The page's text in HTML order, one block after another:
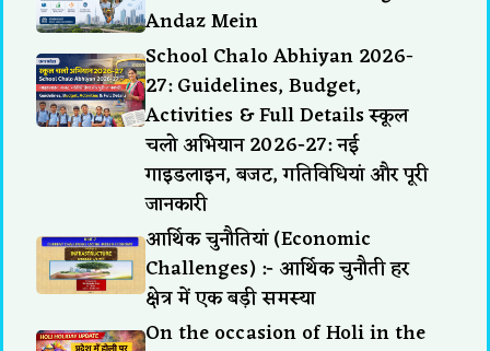
Andaz Mein
School Chalo Abhiyan 2026-
27: Guidelines, Budget,
Activities & Full Details स्कूल
चलो अभियान 2026-27: नई
गाइडलाइन, बजट, गतिविधियां और पूरी
जानकारी
आर्थिक चुनौतियां (Economic
Challenges) :- आर्थिक चुनौती हर
क्षेत्र में एक बड़ी समस्या
On the occasion of Holi in the